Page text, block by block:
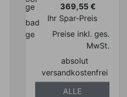
Preis
369,55 €
Ihr Spar-Preis
Preise inkl. ges.
MwSt.
absolut
versandkostenfrei
ALLE